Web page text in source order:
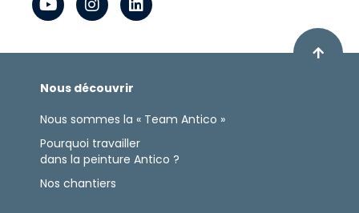
Nous découvrir
Nous sommes la « Team Antico »
Pourquoi travailler
dans la peinture Antico ?
Nos chantiers